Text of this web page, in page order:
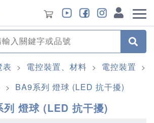
表 > 電控裝置、材料 > 電控裝置 >
> BA9系列 燈球 (LED 抗干擾)
列 燈球 (LED 抗干擾)